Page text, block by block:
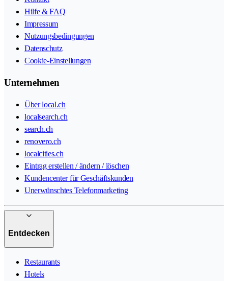
Hilfe & FAQ
Impressum
Nutzungsbedingungen
Datenschutz
Cookie-Einstellungen
Unternehmen
Über local.ch
localsearch.ch
search.ch
renovero.ch
localcities.ch
Eintrag erstellen / ändern / löschen
Kundencenter für Geschäftskunden
Unerwünschtes Telefonmarketing
Entdecken
Restaurants
Hotels